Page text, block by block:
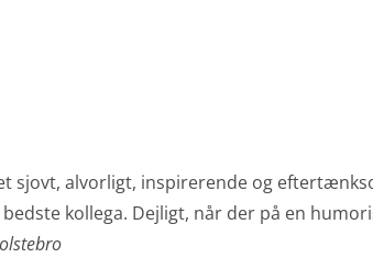
sjovt, alvorligt, inspirerende og
kollega. Dejligt, når der på en